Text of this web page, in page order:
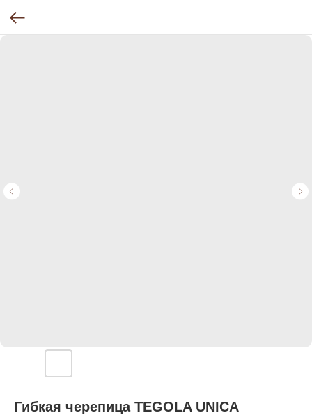
Гибкая черепица TEGOLA UNICA